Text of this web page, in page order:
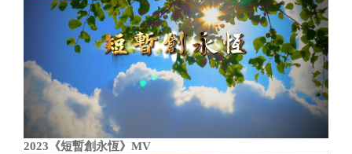
2023《短暫創永恆》MV